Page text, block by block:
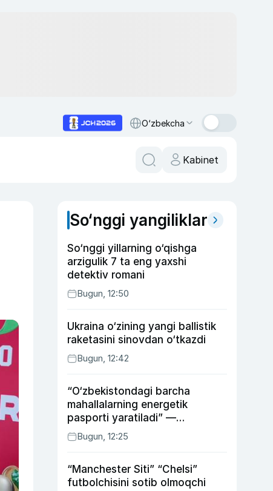
O‘zbekcha
Kabinet
So‘nggi yangiliklar
So‘nggi yillarning o‘qishga
arzigulik 7 ta eng yaxshi
detektiv romani
Bugun, 12:50
Ukraina o‘zining yangi ballistik
raketasini sinovdan o‘tkazdi
Bugun, 12:42
“O‘zbekistondagi barcha
mahallalarning energetik
pasporti yaratiladi” —
energetika vaziri
Bugun, 12:25
“Manchester Siti” “Chelsi”
futbolchisini sotib olmoqchi